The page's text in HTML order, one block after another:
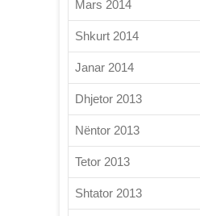
Mars 2014
Shkurt 2014
Janar 2014
Dhjetor 2013
Nëntor 2013
Tetor 2013
Shtator 2013